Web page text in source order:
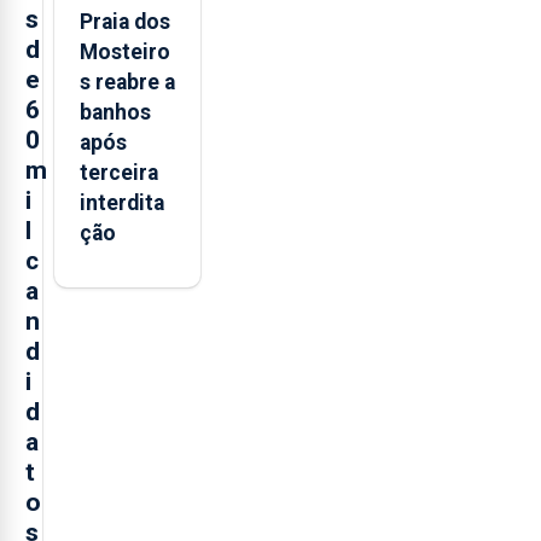
s
d
e
6
0
m
i
l
c
a
n
d
i
d
a
t
o
s
Praia dos
Mosteiro
s reabre a
banhos
após
terceira
interdita
ção